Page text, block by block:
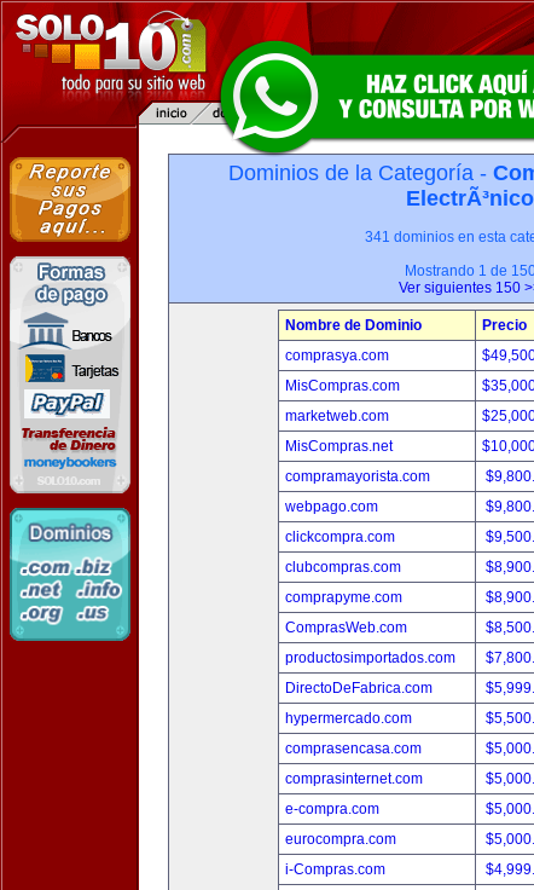
Dominios de la Categoría -
ElectrÃ³nico
341 dominios en esta
Mostrando 1 de
Ver siguientes 150
Nombre de Dominio Precio
comprasya.com
MisCompras.com
marketweb.com
MisCompras.net
compramayorista.com
webpago.com
clickcompra.com
clubcompras.com
comprapyme.com
ComprasWeb.com
productosimportados.com
DirectoDeFabrica.com
hypermercado.com
comprasencasa.com
comprasinternet.com
e-compra.com
eurocompra.com
i-Compras.com